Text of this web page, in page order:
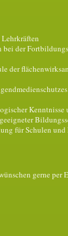
bei der
der
Kenntnisse
für Schulen und
gerne per